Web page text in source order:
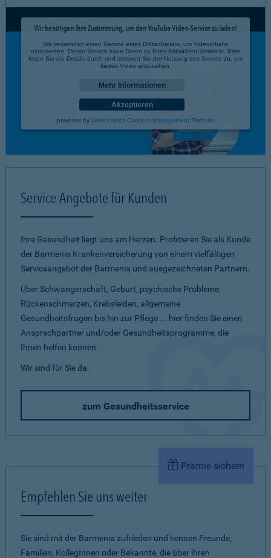
Wir benötigen Ihre Zustimmung, um den YouTube Video-Service zu laden!
Wir verwenden einen Service eines Drittanbieters, um Videoinhalte
einzubetten. Dieser Service kann Daten zu Ihren Aktivitäten sammeln. Bitte
lesen Sie die Details durch und stimmen Sie der Nutzung des Service zu, um
dieses Video anzusehen.
Mehr Informationen
Akzeptieren
powered by Usercentrics Consent Management Platform
Service-Angebote für Kunden
Ihre Gesundheit liegt uns am Herzen. Profitieren Sie als Kunde
der Barmenia Krankenversicherung von einem vielfältigen
Serviceangebot der Barmenia und ausgezeichneten Partnern.
Über Schwangerschaft, Geburt, psychische Probleme,
Rückenschmerzen, Krebsleiden, allgemeine
Gesundheitsfragen bis hin zur Pflege ... hier finden Sie einen
Ansprechpartner und/oder Gesundheitsprogramme, die
Ihnen helfen können.
Wir sind für Sie da.
zum Gesundheitsservice
Prämie sichern
Empfehlen Sie uns weiter
Sie sind mit der Barmenia zufrieden und kennen Freunde,
Familien, KollegInnen oder Bekannte, die über ihren